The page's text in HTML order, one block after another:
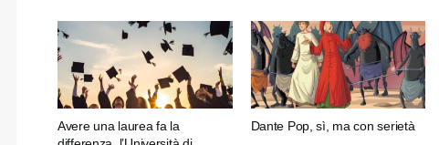
Avere una laurea fa la
Dante Pop, sì, ma con serietà